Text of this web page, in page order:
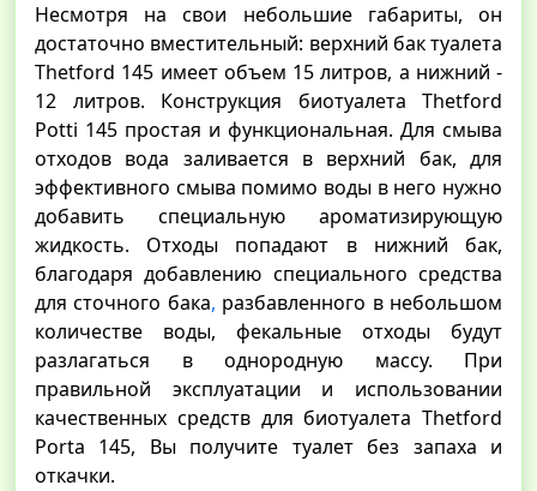
Несмотря на свои небольшие габариты, он
достаточно вместительный: верхний бак туалета
Thetford 145 имеет объем 15 литров, а нижний -
12 литров. Конструкция биотуалета Thetford
Potti 145 простая и функциональная. Для смыва
отходов вода заливается в верхний бак, для
эффективного смыва помимо воды в него нужно
добавить специальную ароматизирующую
жидкость. Отходы попадают в нижний бак,
благодаря добавлению специального средства
для сточного бака, разбавленного в небольшом
количестве воды, фекальные отходы будут
разлагаться в однородную массу. При
правильной эксплуатации и использовании
качественных средств для биотуалета Thetford
Porta 145, Вы получите туалет без запаха и
откачки.